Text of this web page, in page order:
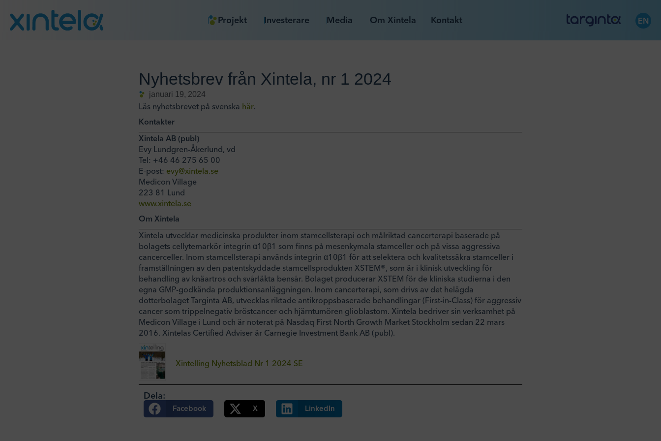
Projekt Investerare Media Om Xintela Kontakt EN
Nyhetsbrev från Xintela, nr 1 2024
januari 19, 2024
Läs nyhetsbrevet på svenska här.
Kontakter
Xintela AB (publ)
Evy Lundgren-Åkerlund, vd
Tel: +46 46 275 65 00
E-post: evy@xintela.se
Medicon Village
223 81 Lund
www.xintela.se
Om Xintela
Xintela utvecklar medicinska produkter inom stamcellsterapi och målriktad cancerterapi baserade på
bolagets cellytemarkör integrin α10β1 som finns på mesenkymala stamceller och på vissa aggressiva
cancerceller. Inom stamcellsterapi används integrin α10β1 för att selektera och kvalitetssäkra stamceller i
framställningen av den patentskyddade stamcellsprodukten XSTEM®, som är i klinisk utveckling för
behandling av knäartros och svårläkta bensår. Bolaget producerar XSTEM för de kliniska studierna i den
egna GMP-godkända produktionsanläggningen. Inom cancerterapi, som drivs av det helägda
dotterbolaget Targinta AB, utvecklas riktade antikroppsbaserade behandlingar (First-in-Class) för aggressiv
cancer som trippelnegativ bröstcancer och hjärntumören glioblastom. Xintela bedriver sin verksamhet på
Medicon Village i Lund och är noterat på Nasdaq First North Growth Market Stockholm sedan 22 mars
2016. Xintelas Certified Adviser är Carnegie Investment Bank AB (publ).
Xintelling Nyhetsblad Nr 1 2024 SE
Dela:
Facebook X LinkedIn